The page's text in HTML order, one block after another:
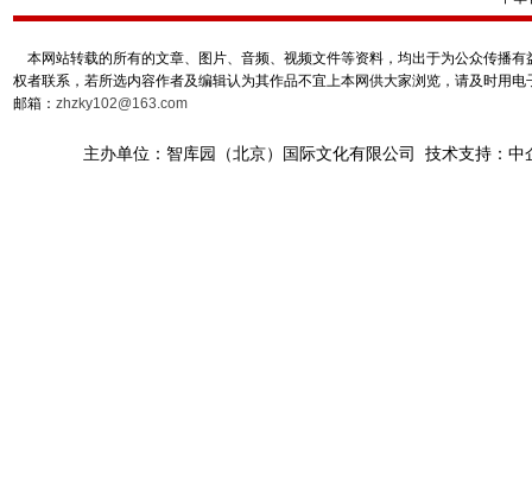
本网站转载的所有的文章、图片、音频、视频文件等资料，均出于为公众传播
权者联系，若所选内容作者及编辑认为其作品不宜上本网供大家浏览，请及时用
邮箱： zhzky102@163.com
主办单位：智库园（北京）国际文化有限公司 技术支持：